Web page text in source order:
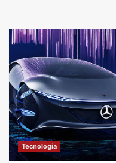
Tecnologia